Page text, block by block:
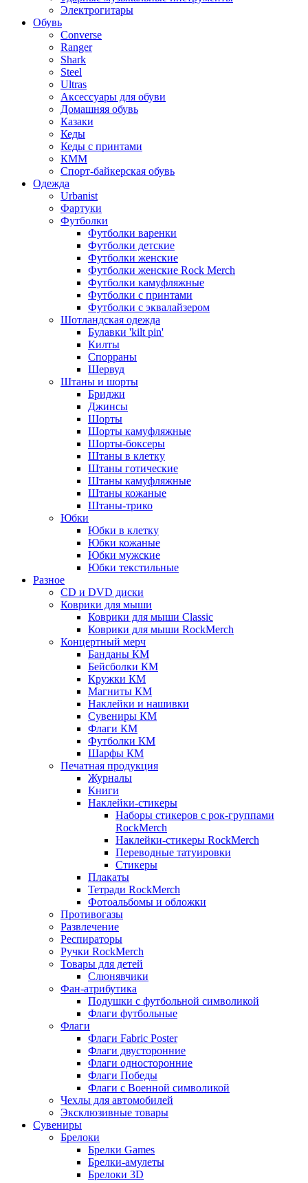
Электрогитары
Обувь
Converse
Ranger
Shark
Steel
Ultras
Аксессуары для обуви
Домашняя обувь
Казаки
Кеды
Кеды с принтами
КММ
Спорт-байкерская обувь
Одежда
Urbanist
Фартуки
Футболки
Футболки варенки
Футболки детские
Футболки женские
Футболки женские Rock Merch
Футболки камуфляжные
Футболки с принтами
Футболки с эквалайзером
Шотландская одежда
Булавки 'kilt pin'
Килты
Спорраны
Шервуд
Штаны и шорты
Бриджи
Джинсы
Шорты
Шорты камуфляжные
Шорты-боксеры
Штаны в клетку
Штаны готические
Штаны камуфляжные
Штаны кожаные
Штаны-трико
Юбки
Юбки в клетку
Юбки кожаные
Юбки мужские
Юбки текстильные
Разное
CD и DVD диски
Коврики для мыши
Коврики для мыши Classic
Коврики для мыши RockMerch
Концертный мерч
Банданы КМ
Бейсболки КМ
Кружки КМ
Магниты КМ
Наклейки и нашивки
Сувениры КМ
Флаги КМ
Футболки КМ
Шарфы КМ
Печатная продукция
Журналы
Книги
Наклейки-стикеры
Наборы стикеров с рок-группами
RockMerch
Наклейки-стикеры RockMerch
Переводные татуировки
Стикеры
Плакаты
Тетради RockMerch
Фотоальбомы и обложки
Противогазы
Развлечение
Респираторы
Ручки RockMerch
Товары для детей
Слюнявчики
Фан-атрибутика
Подушки с футбольной символикой
Флаги футбольные
Флаги
Флаги Fabric Poster
Флаги двусторонние
Флаги односторонние
Флаги Победы
Флаги с Военной символикой
Чехлы для автомобилей
Эксклюзивные товары
Сувениры
Брелоки
Брелки Games
Брелки-амулеты
Брелоки 3D